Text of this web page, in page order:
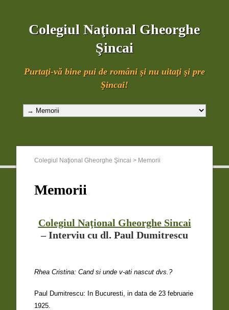
Colegiul Naţional Gheorghe
Şincai
Purtaţi-vă bine pui de români şi nu uitaţi şi pre
Şincai!
Colegiul Naţional Gheorghe Şincai > Memorii
Memorii
Colegiul Naţional Gheorghe Sincai
– Interviu cu dl. Paul Dumitrescu
Rhea Cristina: Cand si unde v-ati nascut dvs.?
Paul Dumitrescu: In Bucuresti, in data de 23 februarie
1925.